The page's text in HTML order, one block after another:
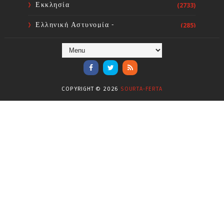
Εκκλησία (2733)
Ελληνική Αστυνομία -
(285)
Ενόργανη Γυμναστική
COPYRIGHT © 2026 SOURTA-FERTA